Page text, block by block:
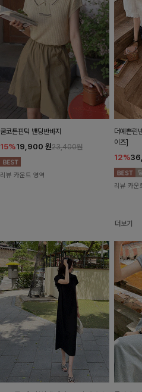
쿨코튼핀턱 밴딩반바지
15%19,900 원23,400원
리뷰 카운트 영역
더예쁜린
이즈]
12%
리뷰 카운
더보기